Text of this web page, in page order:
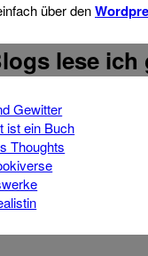
über den
lese ich
Gewitter
ist ein Buch
Thoughts